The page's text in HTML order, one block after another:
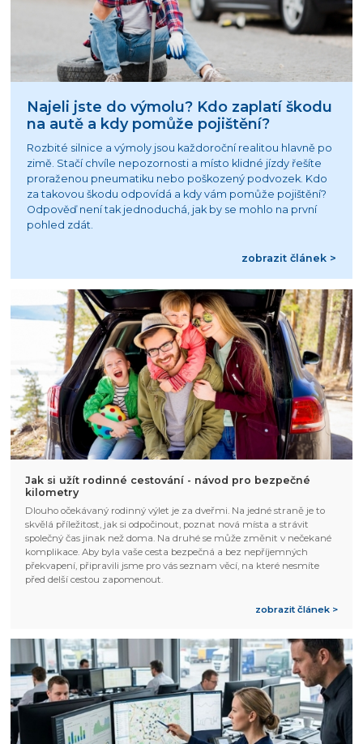
Najeli jste do výmolu? Kdo zaplatí škodu
na autě a kdy pomůže pojištění?
Rozbité silnice a výmoly jsou každoroční realitou hlavně po
zimě. Stačí chvíle nepozornosti a místo klidné jízdy řešíte
proraženou pneumatiku nebo poškozený podvozek. Kdo
za takovou škodu odpovídá a kdy vám pomůže pojištění?
Odpověď není tak jednoduchá, jak by se mohlo na první
pohled zdát.
zobrazit článek >
Jak si užít rodinné cestování - návod pro bezpečné
kilometry
Dlouho očekávaný rodinný výlet je za dveřmi. Na jedné straně je to
skvělá příležitost, jak si odpočinout, poznat nová místa a strávit
společný čas jinak než doma. Na druhé se může změnit v nečekané
komplikace. Aby byla vaše cesta bezpečná a bez nepříjemných
překvapení, připravili jsme pro vás seznam věcí, na které nesmíte
před delší cestou zapomenout.
zobrazit článek >